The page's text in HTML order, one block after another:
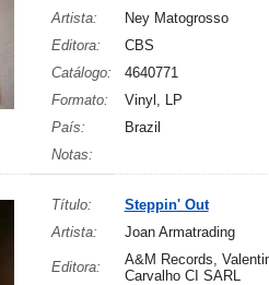
Artista:
Ney Matogrosso
Editora:
CBS
Catálogo:
4640771
Formato:
Vinyl, LP
País:
Brazil
Notas:
Título:
Steppin' Out
Artista:
Joan Armatrading
Editora:
A&M Records,
Carvalho CI SARL